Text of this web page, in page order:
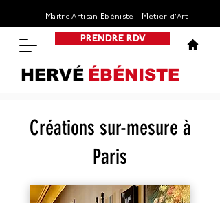
Maitre Artisan Ebéniste - Métier d’Art
PRENDRE RDV
HERVÉ ÉBÉNISTE
Créations sur-mesure à
Paris